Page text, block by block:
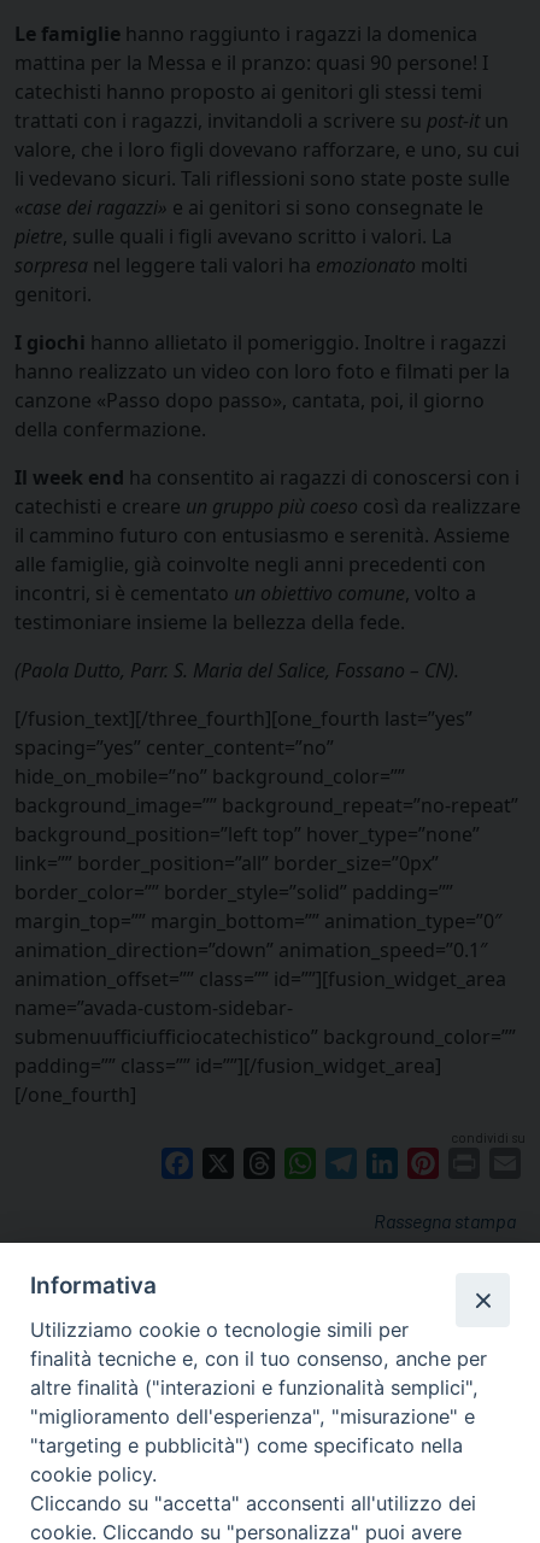
Le famiglie hanno raggiunto i ragazzi la domenica
mattina per la Messa e il pranzo: quasi 90 persone! I
catechisti hanno proposto ai genitori gli stessi temi
trattati con i ragazzi, invitandoli a scrivere su post-itun
valore, che i loro figli dovevano rafforzare, e uno, su cui
li vedevano sicuri. Tali riflessioni sono state poste sulle
«case dei ragazzi» e ai genitori si sono consegnate le
pietre, sulle quali i figli avevano scritto i valori. La
sorpresa nel leggere tali valori ha emozionato molti
genitori.
I giochi hanno allietato il pomeriggio. Inoltre i ragazzi
hanno realizzato un video con loro foto e filmati per la
canzone «Passo dopo passo», cantata, poi, il giorno
della confermazione.
Il week end ha consentito ai ragazzi di conoscersi con i
catechisti e creare un gruppo più coeso così da realizzare
il cammino futuro con entusiasmo e serenità. Assieme
alle famiglie, già coinvolte negli anni precedenti con
incontri, si è cementato un obiettivo comune, volto a
testimoniare insieme la bellezza della fede.
(Paola Dutto, Parr. S. Maria del Salice, Fossano – CN).
[/fusion_text][/three_fourth][one_fourth last=”yes”
spacing=”yes” center_content=”no”
hide_on_mobile=”no” background_color=””
background_image=”” background_repeat=”no-repeat”
background_position=”left top” hover_type=”none”
link=”” border_position=”all” border_size=”0px”
border_color=”” border_style=”solid” padding=””
margin_top=”” margin_bottom=”” animation_type=”0″
animation_direction=”down” animation_speed=”0.1″
animation_offset=”” class=”” id=””][fusion_widget_area
name=”avada-custom-sidebar-
submenuufficiufficiocatechistico” background_color=””
padding=”” class=”” id=””][/fusion_widget_area]
[/one_fourth]
condividi su
Facebook ThreadsWhatsAppTelegramLinkedIn
Rassegna stampa
Informativa
Utilizziamo cookie o tecnologie simili per
finalità tecniche e, con il tuo consenso, anche per
altre finalità ("interazioni e funzionalità semplici",
"miglioramento dell'esperienza", "misurazione" e
"targeting e pubblicità") come specificato nella
cookie policy.
Cliccando su "accetta" acconsenti all'utilizzo dei
cookie. Cliccando su "personalizza" puoi avere